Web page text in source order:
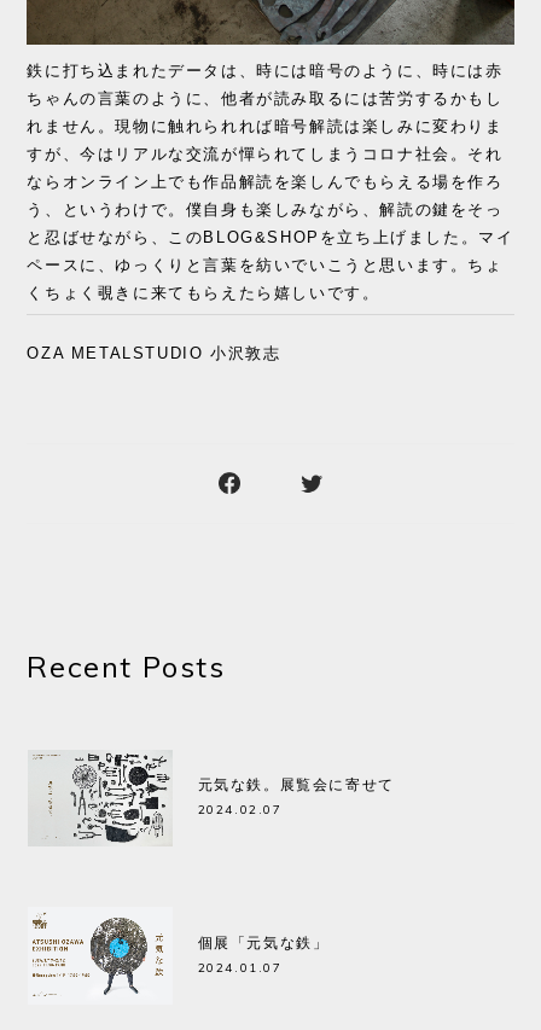
鉄に打ち込まれたデータは、時には暗号のように、時には赤
ちゃんの言葉のように、他者が読み取るには苦労するかもし
れません。現物に触れられれば暗号解読は楽しみに変わりま
すが、今はリアルな交流が憚られてしまうコロナ社会。それ
ならオンライン上でも作品解読を楽しんでもらえる場を作ろ
う、というわけで。僕自身も楽しみながら、解読の鍵をそっ
と忍ばせながら、このBLOG&SHOPを立ち上げました。マイ
ペースに、ゆっくりと言葉を紡いでいこうと思います。ちょ
くちょく覗きに来てもらえたら嬉しいです。
OZA METALSTUDIO 小沢敦志
Recent Posts
元気な鉄。展覧会に寄せて
2024.02.07
個展「元気な鉄」
2024.01.07